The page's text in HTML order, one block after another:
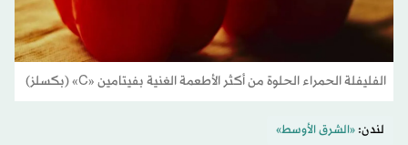
الفليفلة الحمراء الحلوة من أكثر الأطعمة الغنية بفيتامين «C» (بكسلز)
لندن:«الشرق الأوسط»